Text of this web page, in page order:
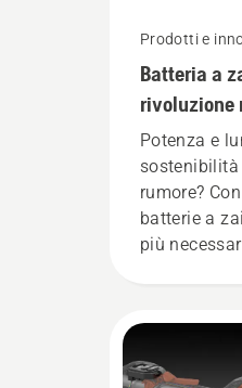
Prodotti e
Batteria a
rivoluzione
portatili a
Potenza e
sostenibilità
rumore?
batterie a
più
batteria a
dichiara